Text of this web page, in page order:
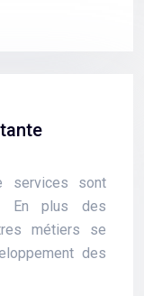
services sont
En plus des
métiers se
des